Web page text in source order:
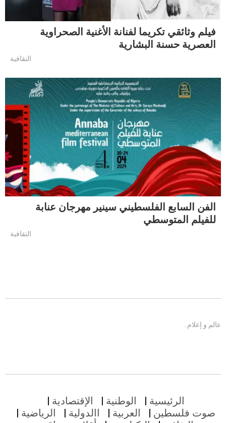
فيلم وثائقي تكريما لفنانة الأغنية الصحراوية
العصرية حسنة البشارية
التقافية
الفن السابع الفلسطيني سينير مهرجان عنابة
للفيلم المتوسطي
التقافية
عالم و إعلام…
الرئيسية الوطنية
الإقتصادية
صوت فلسطين
العربية االدولية
الرياضية